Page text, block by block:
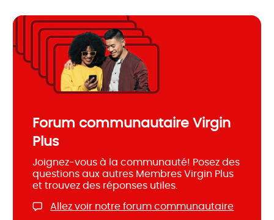
Forum communautaire Virgin
Plus
Joignez-vous à la communauté! Posez des
questions aux autres Membres Virgin Plus
et trouvez des réponses utiles.
Allez voir notre forum communautaire